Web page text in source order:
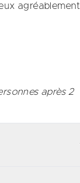
agréablement
après 2